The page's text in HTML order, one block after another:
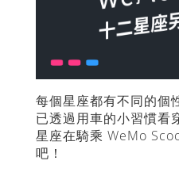
每個星座都有不同的個
已透過用車的小習慣看
星座在騎乘 WeMo
吧！